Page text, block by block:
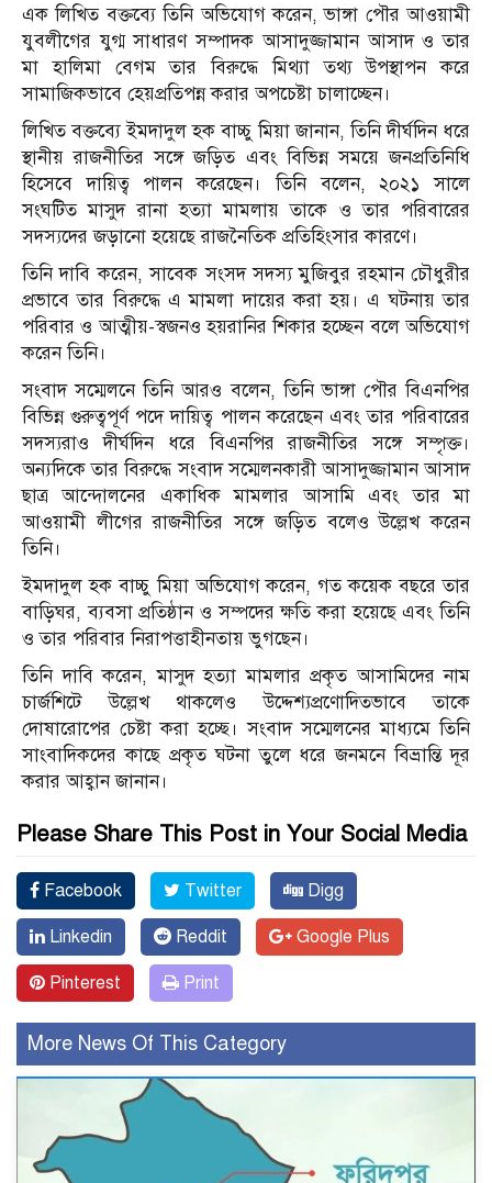
এক লিখিত বক্তব্যে তিনি অভিযোগ করেন, ভাঙ্গা পৌর আওয়ামী
যুবলীগের যুগ্ম সাধারণ সম্পাদক আসাদুজ্জামান আসাদ ও তার
মা হালিমা বেগম তার বিরুদ্ধে মিথ্যা তথ্য উপস্থাপন করে
সামাজিকভাবে হেয়প্রতিপন্ন করার অপচেষ্টা চালাচ্ছেন।
লিখিত বক্তব্যে ইমদাদুল হক বাচ্চু মিয়া জানান, তিনি দীর্ঘদিন ধরে
স্থানীয় রাজনীতির সঙ্গে জড়িত এবং বিভিন্ন সময়ে জনপ্রতিনিধি
হিসেবে দায়িত্ব পালন করেছেন। তিনি বলেন, ২০২১ সালে
সংঘটিত মাসুদ রানা হত্যা মামলায় তাকে ও তার পরিবারের
সদস্যদের জড়ানো হয়েছে রাজনৈতিক প্রতিহিংসার কারণে।
তিনি দাবি করেন, সাবেক সংসদ সদস্য মুজিবুর রহমান চৌধুরীর
প্রভাবে তার বিরুদ্ধে এ মামলা দায়ের করা হয়। এ ঘটনায় তার
পরিবার ও আত্মীয়-স্বজনও হয়রানির শিকার হচ্ছেন বলে অভিযোগ
করেন তিনি।
সংবাদ সম্মেলনে তিনি আরও বলেন, তিনি ভাঙ্গা পৌর বিএনপির
বিভিন্ন গুরুত্বপূর্ণ পদে দায়িত্ব পালন করেছেন এবং তার পরিবারের
সদস্যরাও দীর্ঘদিন ধরে বিএনপির রাজনীতির সঙ্গে সম্পৃক্ত।
অন্যদিকে তার বিরুদ্ধে সংবাদ সম্মেলনকারী আসাদুজ্জামান আসাদ
ছাত্র আন্দোলনের একাধিক মামলার আসামি এবং তার মা
আওয়ামী লীগের রাজনীতির সঙ্গে জড়িত বলেও উল্লেখ করেন
তিনি।
ইমদাদুল হক বাচ্চু মিয়া অভিযোগ করেন, গত কয়েক বছরে তার
বাড়িঘর, ব্যবসা প্রতিষ্ঠান ও সম্পদের ক্ষতি করা হয়েছে এবং তিনি
ও তার পরিবার নিরাপত্তাহীনতায় ভুগছেন।
তিনি দাবি করেন, মাসুদ হত্যা মামলার প্রকৃত আসামিদের নাম
চার্জশিটে উল্লেখ থাকলেও উদ্দেশ্যপ্রণোদিতভাবে তাকে
দোষারোপের চেষ্টা করা হচ্ছে। সংবাদ সম্মেলনের মাধ্যমে তিনি
সাংবাদিকদের কাছে প্রকৃত ঘটনা তুলে ধরে জনমনে বিভ্রান্তি দূর
করার আহ্বান জানান।
Please Share This Post in Your Social Media
Facebook Twitter Digg
Linkedin Reddit Google Plus
Pinterest Print
More News Of This Category